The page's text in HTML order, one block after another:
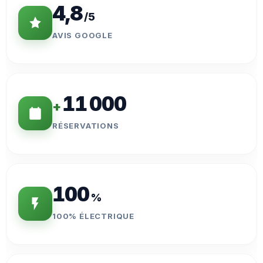
4,8/5
AVIS GOOGLE
+11 000
RÉSERVATIONS
100%
100% ÉLECTRIQUE